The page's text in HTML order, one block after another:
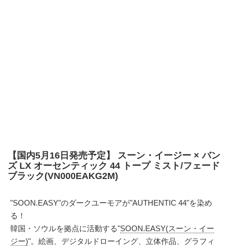
【国内5月16日発売予定】 スーン・イージー × バン
ズ LX オーセンティック 44 トープ ミスト/フェード
ブラック(VN000EAKG2M)
"SOON.EASY"のダークユーモアが"AUTHENTIC 44"を染め
る！
韓国・ソウルを拠点に活動する"SOON.EASY(スーン・イー
ジー)"。絵画、デジタルドローイング、立体作品、グラフィ